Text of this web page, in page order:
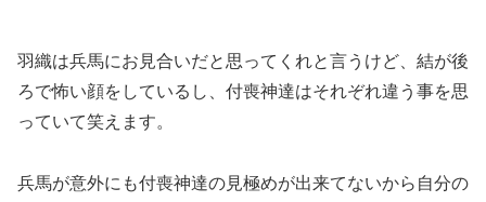
羽織は兵馬にお見合いだと思ってくれと言うけど、結が後
ろで怖い顔をしているし、付喪神達はそれぞれ違う事を思
っていて笑えます。
兵馬が意外にも付喪神達の見極めが出来てないから自分の